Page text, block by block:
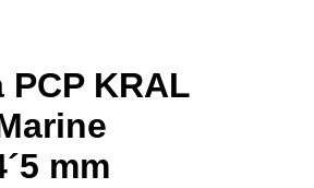
PCP KRAL
mm